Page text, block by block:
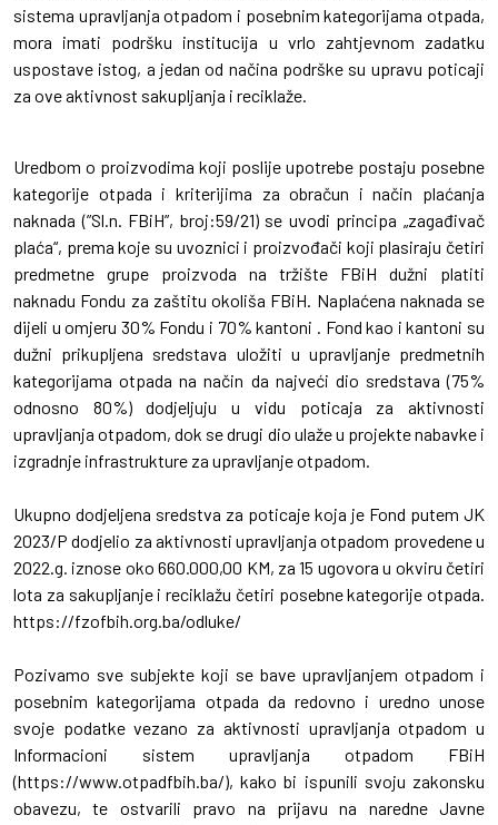
sistema upravljanja otpadom i posebnim kategorijama otpada,
mora imati podršku institucija u vrlo zahtjevnom zadatku
uspostave istog, a jedan od načina podrške su upravu poticaji
za ove aktivnost sakupljanja i reciklaže.
Uredbom o proizvodima koji poslije upotrebe postaju posebne
kategorije otpada i kriterijima za obračun i način plaćanja
naknada (”Sl.n. FBiH”, broj:59/21) se uvodi principa „zagađivač
plaća“, prema koje su uvoznici i proizvođači koji plasiraju četiri
predmetne grupe proizvoda na tržište FBiH dužni platiti
naknadu Fondu za zaštitu okoliša FBiH. Naplaćena naknada se
dijeli u omjeru 30% Fondu i 70% kantoni . Fond kao i kantoni su
dužni prikupljena sredstava uložiti u upravljanje predmetnih
kategorijama otpada na način da najveći dio sredstava (75%
odnosno 80%) dodjeljuju u vidu poticaja za aktivnosti
upravljanja otpadom, dok se drugi dio ulaže u projekte nabavke i
izgradnje infrastrukture za upravljanje otpadom.
Ukupno dodjeljena sredstva za poticaje koja je Fond putem JK
2023/P dodjelio za aktivnosti upravljanja otpadom provedene u
2022.g. iznose oko 660.000,00 KM, za 15 ugovora u okviru četiri
lota za sakupljanje i reciklažu četiri posebne kategorije otpada.
https://fzofbih.org.ba/odluke/
Pozivamo sve subjekte koji se bave upravljanjem otpadom i
posebnim kategorijama otpada da redovno i uredno unose
svoje podatke vezano za aktivnosti upravljanja otpadom u
Informacioni sistem upravljanja otpadom FBiH
(https://www.otpadfbih.ba/), kako bi ispunili svoju zakonsku
obavezu, te ostvarili pravo na prijavu na naredne Javne